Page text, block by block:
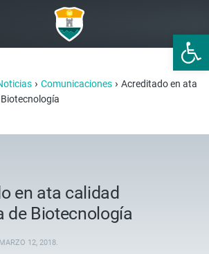
Abrir
› Comunicaciones › Acreditado en ata
en ata calidad
de Biotecnología
MARZO 12, 2018.